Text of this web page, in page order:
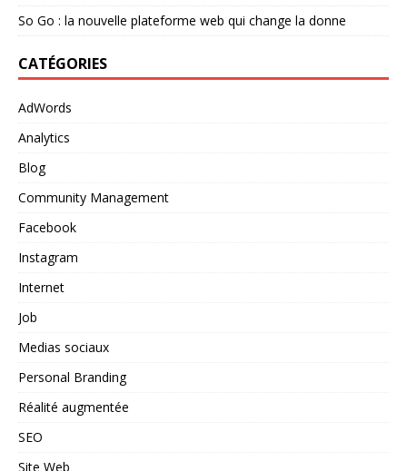
So Go : la nouvelle plateforme web qui change la donne
CATÉGORIES
AdWords
Analytics
Blog
Community Management
Facebook
Instagram
Internet
Job
Medias sociaux
Personal Branding
Réalité augmentée
SEO
Site Web